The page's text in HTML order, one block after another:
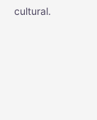
cultural.